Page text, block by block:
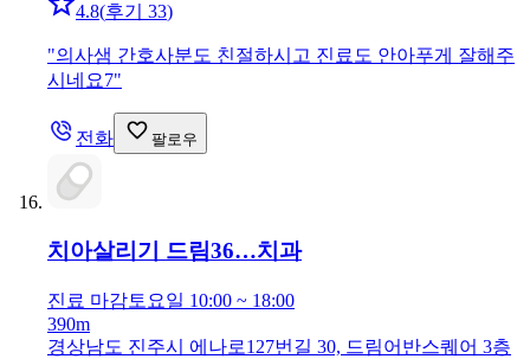
4.8(후기 33)
"의사샘 간호사분도 친절하시고 진료도 안아푸게 잘해주
시네요7"
전화 팔로우
치아살리기 드림36…치과
진료 마감토요일 10:00 ~ 18:00
390m
경상남도 진주시 에나로127번길 30, 드림어반스퀘어 3층